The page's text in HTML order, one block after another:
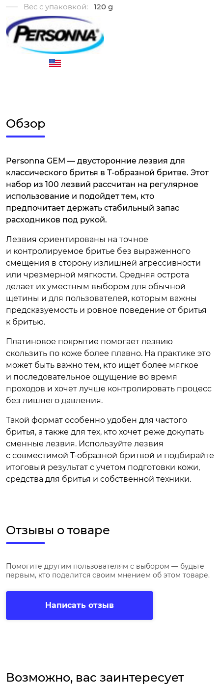
Вес с упаковкой:
120 g
Обзор
Personna GEM — двусторонние лезвия для
классического бритья в Т-образной бритве. Этот
набор из 100 лезвий рассчитан на регулярное
использование и подойдет тем, кто
предпочитает держать стабильный запас
расходников под рукой.
Лезвия ориентированы на точное
и контролируемое бритье без выраженного
смещения в сторону излишней агрессивности
или чрезмерной мягкости. Средняя острота
делает их уместным выбором для обычной
щетины и для пользователей, которым важны
предсказуемость и ровное поведение от бритья
к бритью.
Платиновое покрытие помогает лезвию
скользить по коже более плавно. На практике это
может быть важно тем, кто ищет более мягкое
и последовательное ощущение во время
проходов и хочет лучше контролировать процесс
без лишнего давления.
Такой формат особенно удобен для частого
бритья, а также для тех, кто хочет реже докупать
сменные лезвия. Используйте лезвия
с совместимой Т-образной бритвой и подбирайте
итоговый результат с учетом подготовки кожи,
средства для бритья и собственной техники.
Отзывы о товаре
Помогите другим пользователям с выбором — будьте
первым, кто поделится своим мнением об этом товаре.
Написать отзыв
Возможно, вас заинтересует